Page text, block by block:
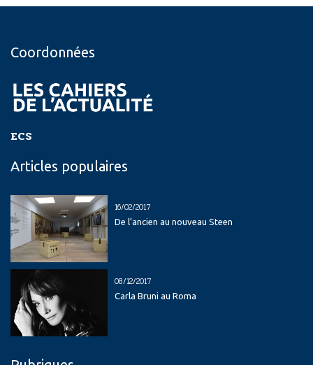
Coordonnées
ECS
Articles populaires
16/02/2017
De l’ancien au nouveau Steen
08/12/2017
Carla Bruni au Roma